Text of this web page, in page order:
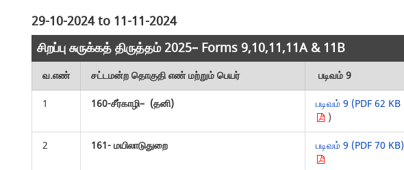
29-10-2024 to 11-11-2024
சிறப்பு சுருக்கத் திருத்தம் 2025– Forms 9,10,11,11A & 11B
வ.எண் சட்டமன்ற தொகுதி எண் மற்றும் பெயர் படிவம் 9
1
160-சீர்காழி– (தனி)
படிவம் 9 (PDF 62 KB
)
2 161- மயிலாடுதுறை படிவம் 9 (PDF 70 KB)